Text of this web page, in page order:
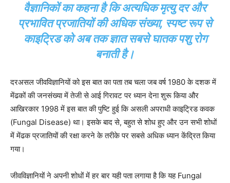
वैज्ञानिकों का कहना है कि अत्यधिक मृत्यु दर और
प्रभावित प्रजातियों की अधिक संख्या, स्पष्ट रूप से
काइट्रिड को अब तक ज्ञात सबसे घातक पशु रोग
बनाती है।
दरअसल जीवविज्ञानियों को इस बात का पता तब चला जब वर्ष 1980 के दशक में
मेंढकों की जनसंख्या में तेजी से आई गिरावट पर ध्यान देना शुरू किया और
आखिरकार 1998 में इस बात की पुष्टि हुई कि असली अपराधी काइट्रिड कवक
(Fungal Disease) था। इसके बाद से, बहुत से शोध हुए और उन सभी शोधों
में मेंढक प्रजातियों की रक्षा करने के तरीके पर सबसे अधिक ध्यान केंद्रित किया
गया।
जीवविज्ञानियों ने अपनी शोधों में हर बार यही पता लगाया है कि यह Fungal